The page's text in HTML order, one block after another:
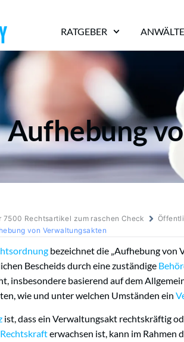
RATGEBER
Aufhebung
7500 Rechtsartikel zum raschen Check
von Verwaltungsakten
bezeichnet die „Aufhebung von
Bescheids durch eine zuständige
insbesondere basierend auf dem
wie und unter welchen Umständen ein
ist, dass ein Verwaltungsakt rechtskräftig
Rechtskrafterwachsen ist, kann im Rahmen